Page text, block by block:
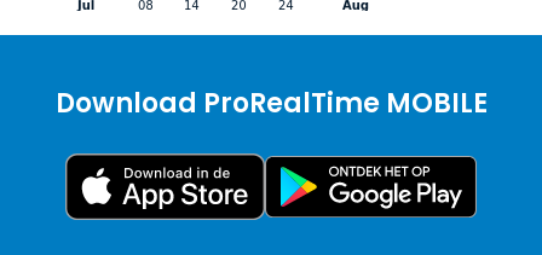
Download ProRealTime MOBILE